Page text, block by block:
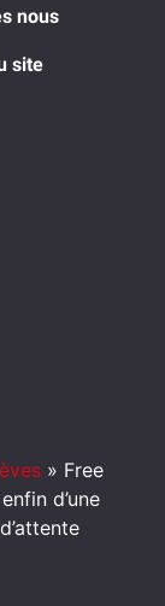
nous
site
» Free
d’une